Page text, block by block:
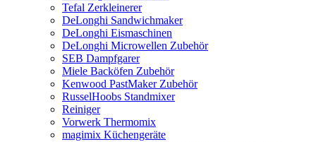
Tefal Zerkleinerer
DeLonghi Sandwichmaker
DeLonghi Eismaschinen
DeLonghi Microwellen Zubehör
SEB Dampfgarer
Miele Backöfen Zubehör
Kenwood PastMaker Zubehör
RusselHoobs Standmixer
Reiniger
Vorwerk Thermomix
magimix Küchengeräte